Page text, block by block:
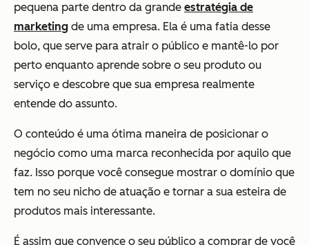
pequena parte dentro da grande estratégia de
marketing de uma empresa. Ela é uma fatia desse
bolo, que serve para atrair o público e mantê-lo por
perto enquanto aprende sobre o seu produto ou
serviço e descobre que sua empresa realmente
entende do assunto.
O conteúdo é uma ótima maneira de posicionar o
negócio como uma marca reconhecida por aquilo que
faz. Isso porque você consegue mostrar o domínio que
tem no seu nicho de atuação e tornar a sua esteira de
produtos mais interessante.
É assim que convence o seu público a comprar de você